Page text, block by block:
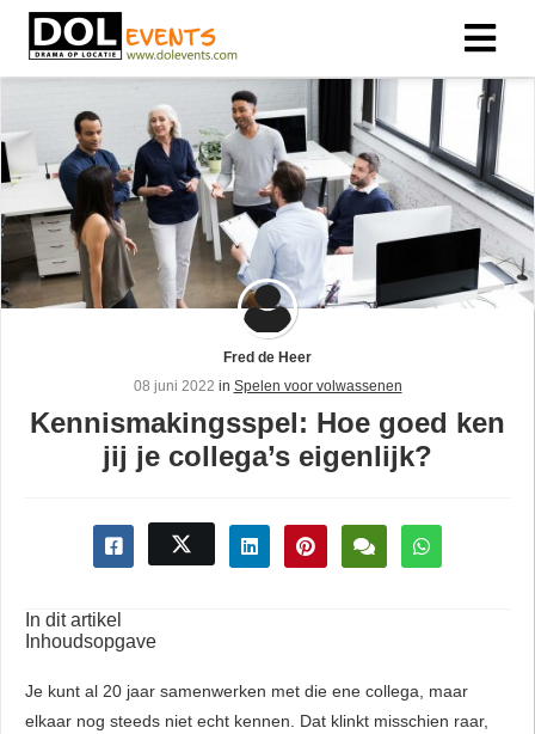
Fred de Heer
08 juni 2022 in Spelen voor volwassenen
Kennismakingsspel: Hoe goed ken
jij je collega’s eigenlijk?
In dit artikel
Inhoudsopgave
Je kunt al 20 jaar samenwerken met die ene collega, maar
elkaar nog steeds niet echt kennen. Dat klinkt misschien raar,